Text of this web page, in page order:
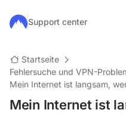
Zum Hauptinhalt springen
Support center
Startseite
Fehlersuche und VPN-
Mein Internet ist langsam,
Mein Internet ist